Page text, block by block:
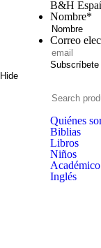
B&H
Nombre*
Correo
Subscríbete
Hide
Español
Quiénes
Biblias
Libros
Niños
Académico
Inglés